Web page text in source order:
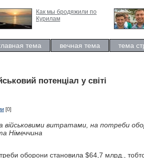
Как мы бродяжили по
Курилам
тема вечная тема тема
потенціал у світі
[0]
військовими витратами, на потреби
Німеччина
оборони становила $64,7 млрд.,